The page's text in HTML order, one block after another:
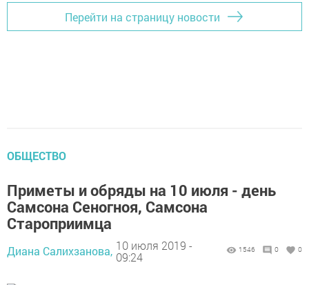
Перейти на страницу новости
ОБЩЕСТВО
Приметы и обряды на 10 июля - день
Самсона Сеногноя, Самсона
Староприимца
Диана Салихзанова, 10 июля 2019 -
09:24
1546 0 0